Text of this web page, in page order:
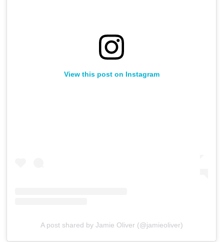
View this post on Instagram
A post shared by Jamie Oliver (@jamieoliver)